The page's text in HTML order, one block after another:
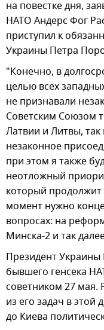
на повестке дня,
НАТО Андерс Фог
приступил к
Украины Петра
"Конечно, в
целью всех
не признавали
Советским Союзом
Латвии и Литвы,
незаконное
при этом я также
неотложный
который
момент нужно
вопросах: на
Минска-2 и так
Президент
бывшего генсека
советником 27 мая.
из его задач в этой
до Киева